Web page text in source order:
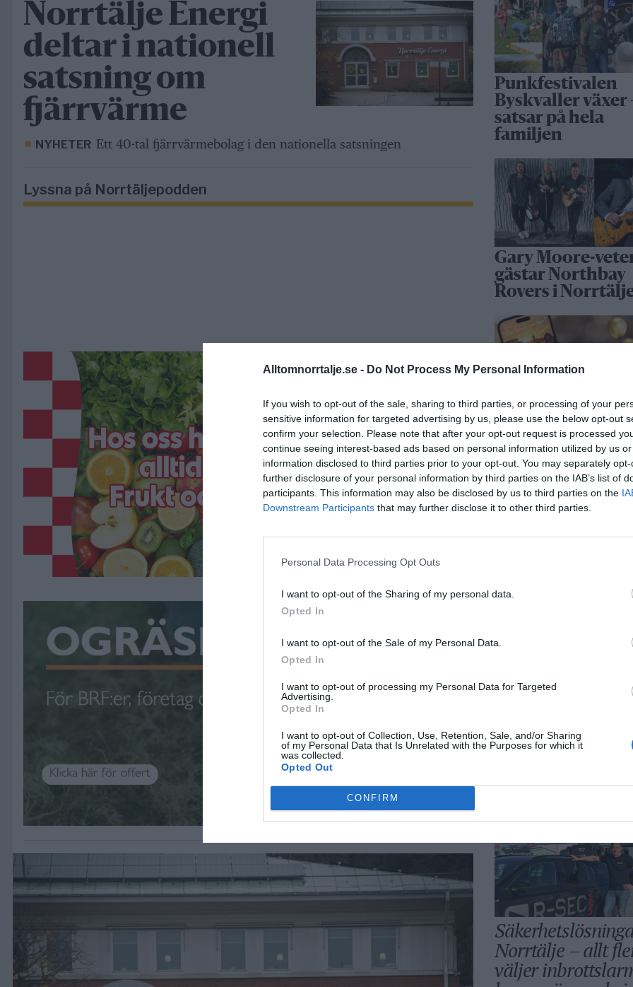
Alltomnorrtalje.se - Do Not Process My Personal Information
If you wish to opt-out of the sale, sharing to third parties, or processing of your
sensitive information for targeted advertising by us, please use the below opt-out
confirm your selection. Please note that after your opt-out request is processed
continue seeing interest-based ads based on personal information utilized by us
information disclosed to third parties prior to your opt-out. You may separately
further disclosure of your personal information by third parties on the IAB’s list of
participants. This information may also be disclosed by us to third parties on the
Downstream Participants that may further disclose it to other third parties.
Personal Data Processing Opt Outs
I want to opt-out of the Sharing of my personal data.
Opted In
I want to opt-out of the Sale of my Personal Data.
Opted In
I want to opt-out of processing my Personal Data for Targeted
Advertising.
Opted In
I want to opt-out of Collection, Use, Retention, Sale, and/or Sharing
of my Personal Data that Is Unrelated with the Purposes for which it
was collected.
Opted Out
CONFIRM
Norrtälje Energi
deltar i nationell
satsning om
fjärrvärme
NYHETER Ett 40-tal fjärrvärmebolag i den nationella satsningen
Lyssna på Norrtäljepodden
ANNONS
Punkfestivalen
Byskvaller växer
satsar på hela
familjen
Gary Moore-
gästar Northbay
Rovers i
”Vad händer på
passerar 50 000
medlemmar
Näringsliv
Norrtälje
comeback - tar
Norrtälje – allt
väljer